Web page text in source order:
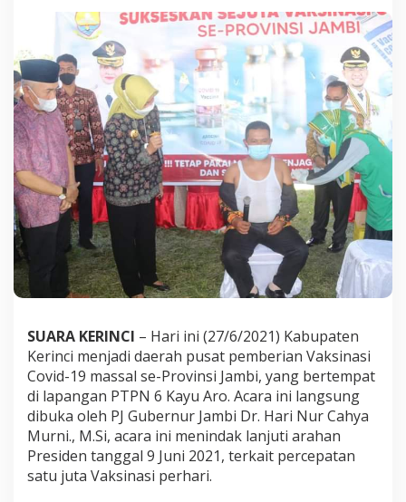
k
s
n
a
s
i
C
o
v
i
d
1
9
M
a
s
s
l
s
-
P
r
o
v
i
n
SUARA KERINCI – Hari ini (27/6/2021) Kabupaten
Kerinci menjadi daerah pusat pemberian Vaksinasi
Covid-19 massal se-Provinsi Jambi, yang bertempat
di lapangan PTPN 6 Kayu Aro. Acara ini langsung
dibuka oleh PJ Gubernur Jambi Dr. Hari Nur Cahya
Murni., M.Si, acara ini menindak lanjuti arahan
Presiden tanggal 9 Juni 2021, terkait percepatan
satu juta Vaksinasi perhari.